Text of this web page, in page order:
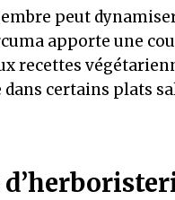
peut
apporte une
recettes
certains plats